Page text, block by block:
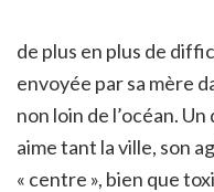
de plus en plus de
envoyée par sa mère
non loin de l’océan.
aime tant la ville, son
« centre », bien que